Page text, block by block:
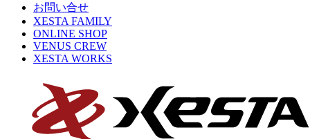
お問い合せ
XESTA FAMILY
ONLINE SHOP
VENUS CREW
XESTA WORKS